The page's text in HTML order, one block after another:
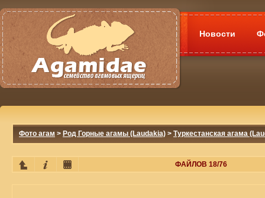
Новости
Фото агам > Род Горные агамы (Laudakia) > Туркестанская агама
ФАЙЛОВ 18/76